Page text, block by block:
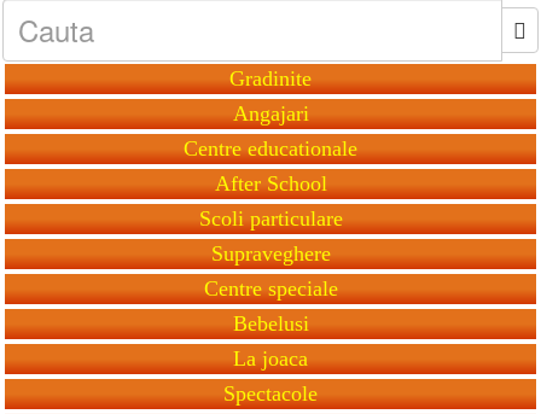
Gradinite
Angajari
Centre educationale
After School
Scoli particulare
Supraveghere
Centre speciale
Bebelusi
La joaca
Spectacole